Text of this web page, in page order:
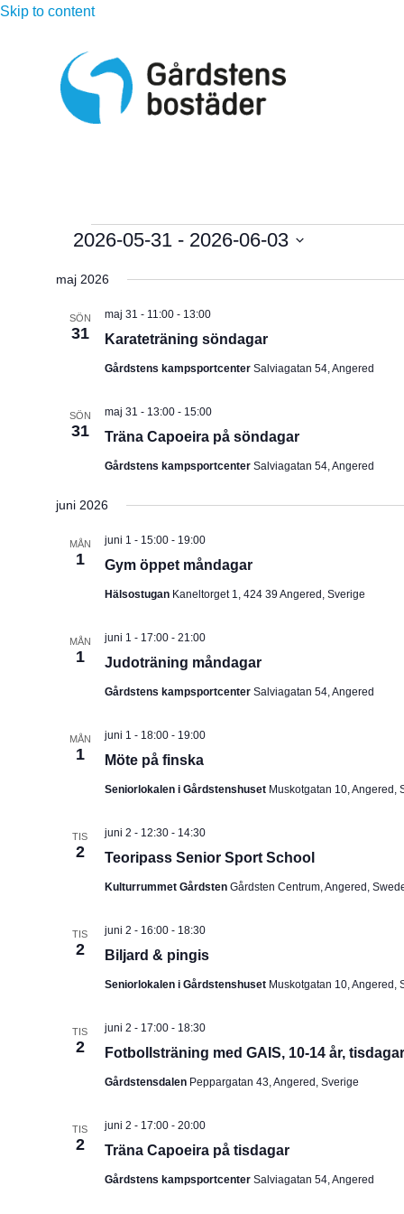
Skip to content
Evenemang
2026-05-31 - 2026-06-03
ä
j
u
maj 2026
SÖN
31 Karateträning söndagar
maj 31 - 11:00- 13:00
Gårdstens kampsportcenter Salviagatan 54, Angered
SÖN
31 Träna Capoeira på söndagar
maj 31 - 13:00- 15:00
Gårdstens kampsportcenter Salviagatan 54, Angered
juni 2026
MÅN
1 Gym öppet måndagar
juni 1 - 15:00- 19:00
Hälsostugan Kaneltorget 1, 424 39 Angered, Sverige
MÅN
1 Judoträning måndagar
juni 1 - 17:00- 21:00
Gårdstens kampsportcenter Salviagatan 54, Angered
MÅN
1 Möte på finska
juni 1 - 18:00- 19:00
Seniorlokalen i Gårdstenshuset Muskotgatan 10, Angered,
TIS
2 Teoripass Senior Sport School
juni 2 - 12:30- 14:30
Kulturrummet Gårdsten Gårdsten Centrum, Angered,
TIS
2 Biljard & pingis
juni 2 - 16:00- 18:30
Seniorlokalen i Gårdstenshuset Muskotgatan 10, Angered,
TIS
2 Fotbollsträning med GAIS, 10-14 år, tisdagar
juni 2 - 17:00- 18:30
Gårdstensdalen Peppargatan 43, Angered, Sverige
TIS
2 Träna Capoeira på tisdagar
juni 2 - 17:00- 20:00
Gårdstens kampsportcenter Salviagatan 54, Angered